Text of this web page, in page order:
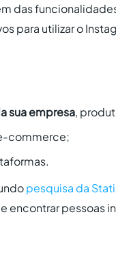
das
para utilizar o
sua empresa,
commerce;
pesquisa da
encontrar pessoas